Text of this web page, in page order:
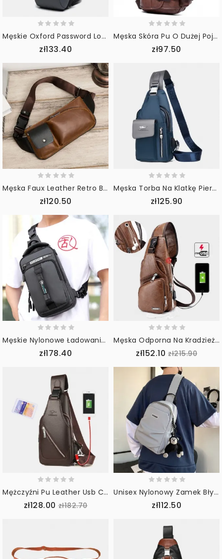
Męskie Oxford Password Lock Anti-Theft Wodoodporna Odblaskowa Torba Crossbody Wieloprzedziałowa Torba Na Klatkę Piersiową Usb Do Ładowania
zł133.40
Męska Skóra Pu O Dużej Pojemności Wielofunkcyjny Zestaw Słuchawkowy Otwór Usb Do Ładowania Krótkie Torby Na Ramię Crossbody Torba Na Klatkę Piersiową
zł97.50
Męska Faux Leather Retro Business Casual Multi-Carry Waist Bag Torba Na Klatkę Piersiową Sling Bag
zł120.50
Męska Torba Na Klatkę Piersiową Oxford Usb Do Ładowania Z Otworem Na Słuchawki Wielofunkcyjna Wielofunkcyjna Wodoodporna Torba Na Ramię Crossbody
zł125.90
Męskie Nylonowe Ładowanie Usb Na Co Dzień Na Zewnątrz Krótka Torba Na Klatkę Piersiową Plecak Na Ramię
zł178.40
Męska Odporna Na Kradzież Odporna Na Kradzież Torba Podróżna Na Klatkę Piersiową Z Portem Usb Do Ładowania
zł152.10 zł215.90
Mężczyźni Pu Leather Usb Charging Wodoodporny Otwór Na Słuchawki Business Torba Przez Ramię Torba Na Klatkę Piersiową Sling Bag
zł128.00 zł182.70
Unisex Nylonowy Zamek Błyskawiczny Z Tyłu Kieszeń Przeciw Kradzieży Torba Na Klatkę Piersiową Wodoodporna Torba Na Ramię O Dużej Pojemności Torba Na Telefon Z Zawieszką Małpy
zł112.50